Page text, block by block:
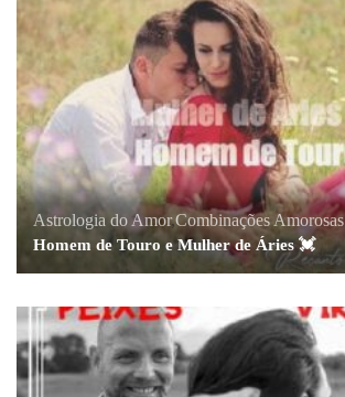
Astrologia do Amor,Combinações Amorosas
Homem de Touro e Mulher de Áries 💓